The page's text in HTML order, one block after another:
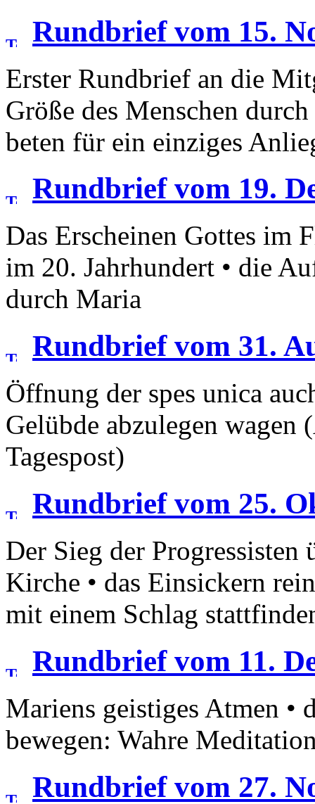
Rundbrief vom 15.
Erster Rundbrief an die
Größe des Menschen
beten für ein einziges
Rundbrief vom 19.
Das Erscheinen Gottes im
im 20. Jahrhundert • die
durch Maria
Rundbrief vom 31.
Öffnung der spes unica
Gelübde abzulegen wagen
Tagespost)
Rundbrief vom 25.
Der Sieg der
Kirche • das Einsickern
mit einem Schlag
Rundbrief vom 11.
Mariens geistiges Atmen •
bewegen: Wahre
Rundbrief vom 27.